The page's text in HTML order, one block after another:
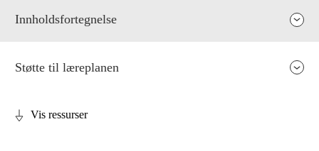
Innholdsfortegnelse
Støtte til læreplanen
Vis ressurser